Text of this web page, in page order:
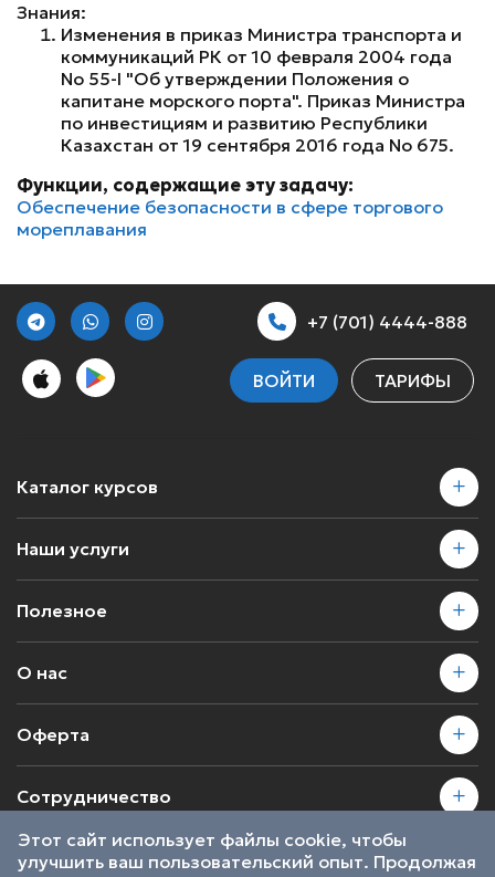
Знания:
Изменения в приказ Министра транспорта и
коммуникаций РК от 10 февраля 2004 года
No 55-I "Об утверждении Положения о
капитане морского порта". Приказ Министра
по инвестициям и развитию Республики
Казахстан от 19 сентября 2016 года No 675.
Функции, содержащие эту задачу:
Обеспечение безопасности в сфере торгового
мореплавания
+7 (701) 4444-888
ВОЙТИ ТАРИФЫ
Каталог курсов
Наши услуги
Полезное
О нас
Оферта
Сотрудничество
2026 © SkillsProof | Все права защищены
Этот сайт использует файлы cookie, чтобы
улучшить ваш пользовательский опыт. Продолжая